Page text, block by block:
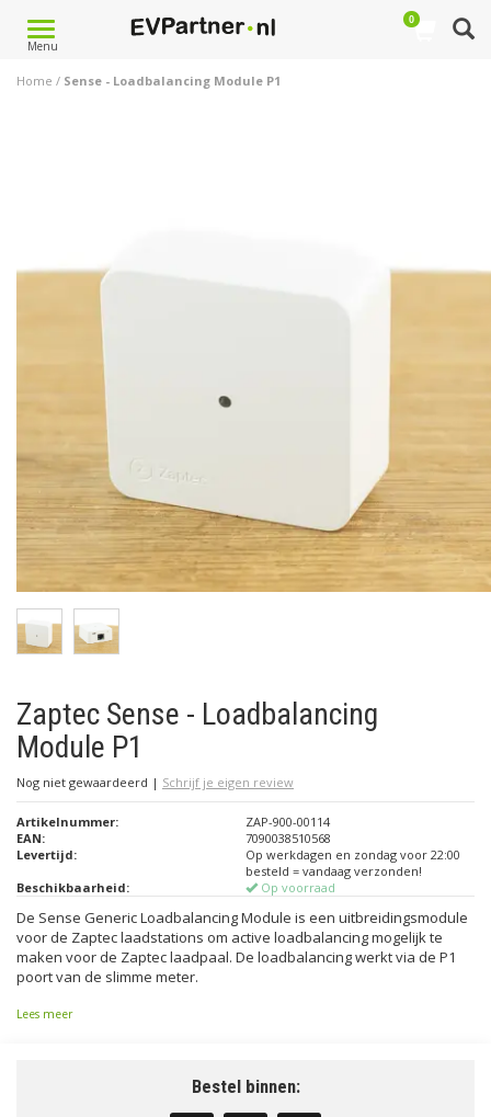
Toggle
navigation
Menu
0
Home / Sense - Loadbalancing Module P1
Zaptec Sense - Loadbalancing
Module P1
Nog niet gewaardeerd | Schrijf je eigen review
Artikelnummer:
ZAP-900-00114
EAN:
7090038510568
Levertijd:
Op werkdagen en zondag voor 22:00
besteld = vandaag verzonden!
Beschikbaarheid:
Op voorraad
De Sense Generic Loadbalancing Module is een uitbreidingsmodule
voor de Zaptec laadstations om active loadbalancing mogelijk te
maken voor de Zaptec laadpaal. De loadbalancing werkt via de P1
poort van de slimme meter.
Lees meer
Bestel binnen: